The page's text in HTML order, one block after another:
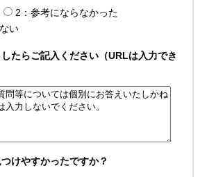
2：参考にならなかった
い
たらご記入ください（URLは入力でき
けやすかったですか？